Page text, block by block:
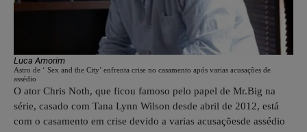
Luca Amorim
Astro de ‘ Sex and the City’ enfrenta crise no casamento após varias acusações de
assédio
O ator Chris Noth, que ficou famoso pelo papel de Mr.Big na
série, casado com Tana Lynn Wilson desde abril de 2012, está
com o casamento em crise devido a varias acusaçõesde assédio